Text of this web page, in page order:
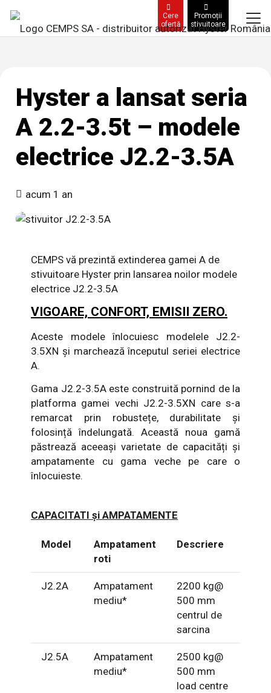
Cere
ofertă
Promoții
stivuitoare
Hyster a lansat seria
A 2.2-3.5t – modele
electrice J2.2-3.5A
acum 1 an
CEMPS vă prezintă extinderea gamei A de
stivuitoare Hyster prin lansarea noilor modele
electrice J2.2-3.5A
VIGOARE, CONFORT, EMISII ZERO.
Aceste modele înlocuiesc modelele J2.2-
3.5XN și marchează începutul seriei electrice
A.
Gama J2.2-3.5A este construită pornind de la
platforma gamei vechi J2.2-3.5XN care s-a
remarcat prin robustețe, durabilitate şi
folosință îndelungată. Această noua gamă
păstrează aceeaşi varietate de capacități şi
ampatamente cu gama veche pe care o
înlocuieste.
CAPACITATI și AMPATAMENTE
Model
Ampatament
roti
Descriere
J2.2A
Ampatament
mediu*
2200 kg@
500 mm
centrul de
sarcina
J2.5A
Ampatament
mediu*
2500 kg@
500 mm
load centre